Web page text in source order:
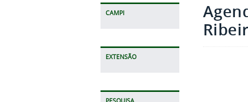
CAMPI
EXTENSÃO